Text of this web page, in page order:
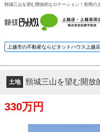
上越市の不動産ならピタットハウス上越店
土地 頸城三山を望む開放
330万円